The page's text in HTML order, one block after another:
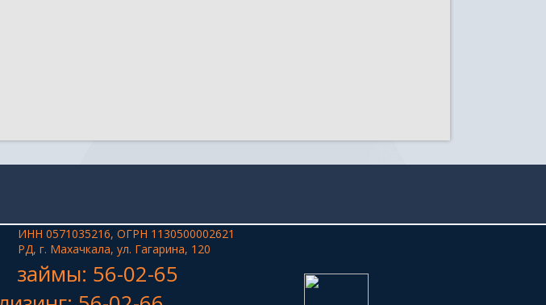
ИНН 0571035216, ОГРН 1130500002621
РД, г. Махачкала, ул. Гагарина, 120
займы: 56-02-65